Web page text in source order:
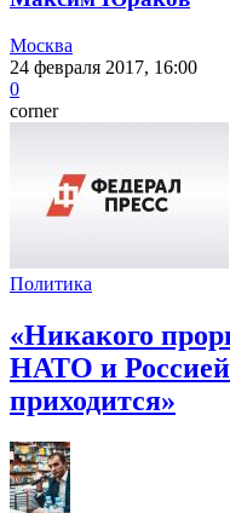
Москва
24 февраля 2017, 16:00
0
corner
Политика
«Никакого
НАТО и Россией
приходится»